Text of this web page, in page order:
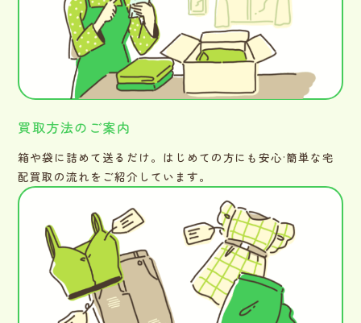
買取方法のご案内
箱や袋に詰めて送るだけ。はじめての方にも安心·簡単な宅
配買取の流れをご紹介しています。